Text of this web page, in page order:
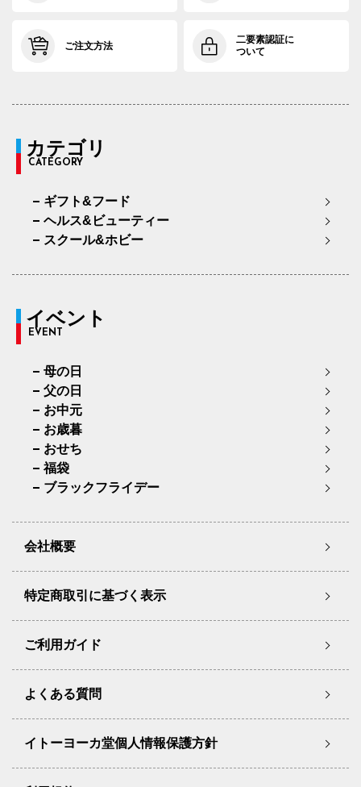
ご注文方法
二要素認証に
ついて
カテゴリ
CATEGORY
ギフト&フード
ヘルス&ビューティー
スクール&ホビー
イベント
EVENT
母の日
父の日
お中元
お歳暮
おせち
福袋
ブラックフライデー
会社概要
特定商取引に基づく表示
ご利用ガイド
よくある質問
イトーヨーカ堂個人情報保護方針